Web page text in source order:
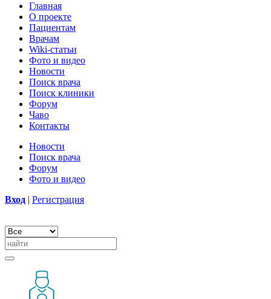
Главная
О проекте
Пациентам
Врачам
Wiki-статьи
Фото и видео
Новости
Поиск врача
Поиск клиники
Форум
Чаво
Контакты
Новости
Поиск врача
Форум
Фото и видео
Вход | Регистрация